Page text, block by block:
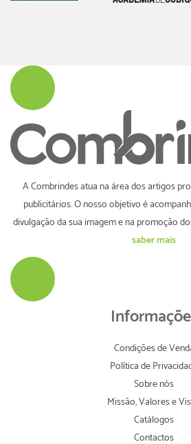
A Combrindes atua na área dos artigos
publicitários. O nosso objetivo é
divulgação da sua imagem e na promoção
saber mais
Condições de
Política de
Sobre nós
Missão, Valores e
Catálogos
Contactos